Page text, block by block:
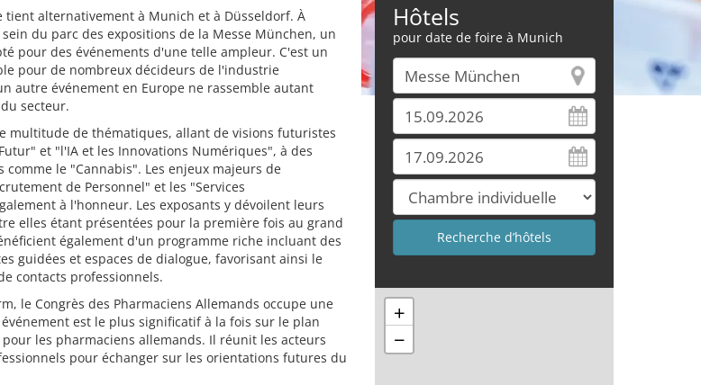
tient alternativement à Munich et à Düsseldorf. À
du parc des expositions de la Messe München, un
pour des événements d'une telle ampleur. C'est un
pour de nombreux décideurs de l'industrie
autre événement en Europe ne rassemble autant
secteur.
multitude de thématiques, allant de visions futuristes
et "l'IA et les Innovations Numériques", à des
comme le "Cannabis". Les enjeux majeurs de
de Personnel" et les "Services
à l'honneur. Les exposants y dévoilent leurs
elles étant présentées pour la première fois au grand
également d'un programme riche incluant des
guidées et espaces de dialogue, favorisant ainsi le
contacts professionnels.
le Congrès des Pharmaciens Allemands occupe une
est le plus significatif à la fois sur le plan
les pharmaciens allemands. Il réunit les acteurs
pour échanger sur les orientations futures du
Hôtels
pour date de foire à Munich
+
−